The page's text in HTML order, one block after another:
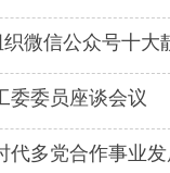
微信公众号十大
委委员座谈会议
代多党合作事业